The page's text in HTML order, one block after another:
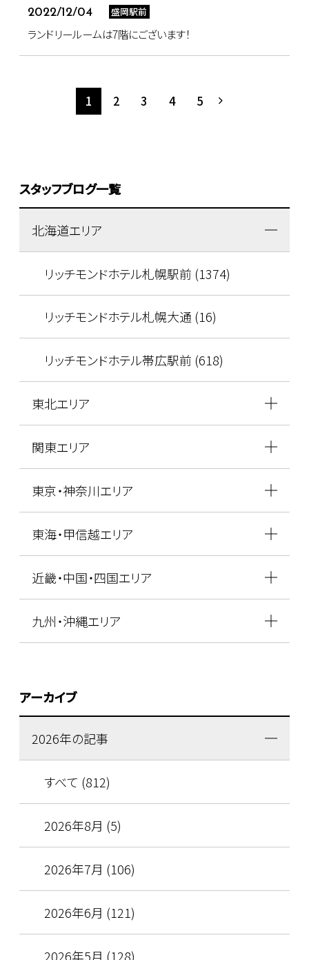
2022/12/04 盛岡駅前
ランドリールームは7階にございます！
1 2 3 4 5
スタッフブログ一覧
北海道エリア
リッチモンドホテル札幌駅前 (1374)
リッチモンドホテル札幌大通 (16)
リッチモンドホテル帯広駅前 (618)
東北エリア
関東エリア
東京・神奈川エリア
東海・甲信越エリア
近畿・中国・四国エリア
九州・沖縄エリア
アーカイブ
2026年の記事
すべて (812)
2026年8月 (5)
2026年7月 (106)
2026年6月 (121)
2026年5月 (128)